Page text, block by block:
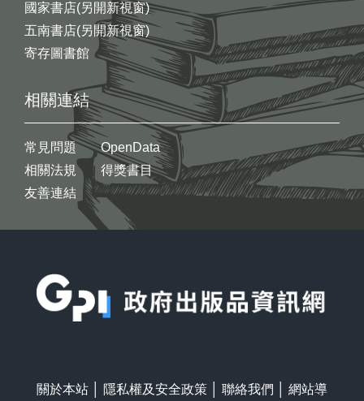
國家書店(另開新視窗)
五南書店(另開新視窗)
寄存圖書館
相關連結
常見問題
相關法規
友善連結
OpenData
得獎書目
關於本站 隱私權及安全政策 聯絡我們
網站導